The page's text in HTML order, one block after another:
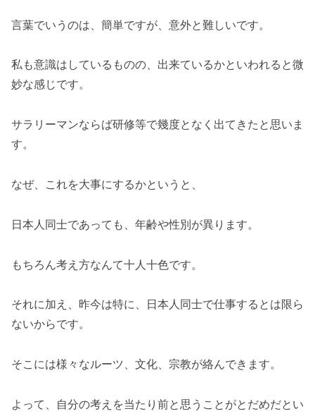
言葉でいうのは、簡単ですが、意外と難しいです。
私も意識はしているものの、出来ているかといわれると微
妙な感じです。
サラリーマンならば研修等で幾度となく出てきたと思いま
す。
なぜ、これを大事にするかというと、
日本人同士であっても、年齢や性別が異ります。
もちろん考え方なんて十人十色です。
それに加え、昨今は特に、日本人同士で仕事するとは限ら
ないからです。
そこには様々なルーツ、文化、宗教が絡んできます。
よって、自分の考えを当たり前と思うことがとだめだとい